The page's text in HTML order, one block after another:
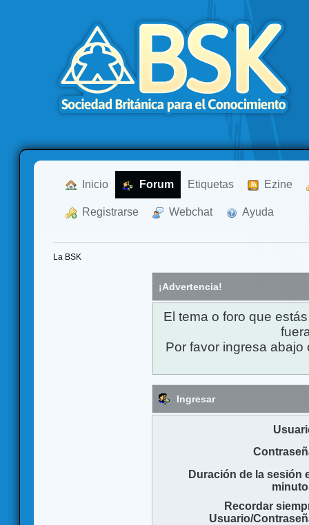
Inicio Forum Etiquetas Ezine
Registrarse Webchat Ayuda
La BSK
¡Advertencia!
El tema o foro que
Por favor ingresa
Ingresar
Duración de la sesión
Recordar
Usuario/